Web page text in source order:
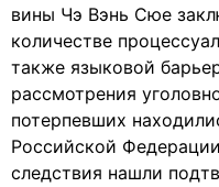
вины Чэ Вэнь Сюе
количестве
также языковой
рассмотрения
потерпевших
Российской
следствия нашли